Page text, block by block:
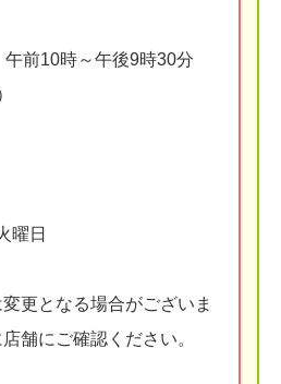
前10時～午後9時30分
曜日
更となる場合がございま
舗にご確認ください。